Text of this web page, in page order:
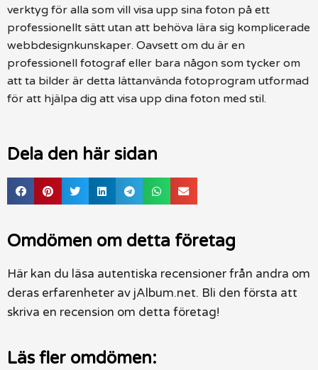
verktyg för alla som vill visa upp sina foton på ett
professionellt sätt utan att behöva lära sig komplicerade
webbdesignkunskaper. Oavsett om du är en
professionell fotograf eller bara någon som tycker om
att ta bilder är detta lättanvända fotoprogram utformad
för att hjälpa dig att visa upp dina foton med stil.
Dela den här sidan
Omdömen om detta företag
Här kan du läsa autentiska recensioner från andra om
deras erfarenheter av jAlbum.net. Bli den första att
skriva en recension om detta företag!
Läs fler omdömen: